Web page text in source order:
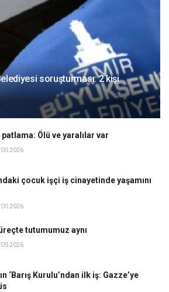
soruşturması: 2 kişi
patlama: Ölü ve yaralılar var
2026
çocuk işçi iş cinayetinde yaşamını
2026
tutumumuz aynı
2026
‘Barış Kurulu’ndan ilk iş: Gazze’ye